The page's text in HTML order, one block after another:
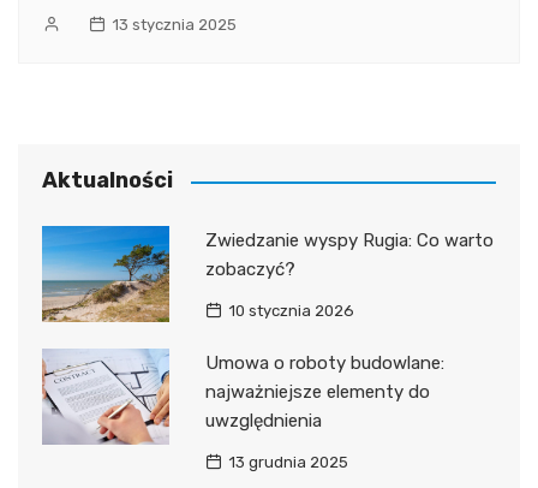
13 stycznia 2025
Aktualności
Zwiedzanie wyspy Rugia: Co warto
zobaczyć?
10 stycznia 2026
Umowa o roboty budowlane:
najważniejsze elementy do
uwzględnienia
13 grudnia 2025